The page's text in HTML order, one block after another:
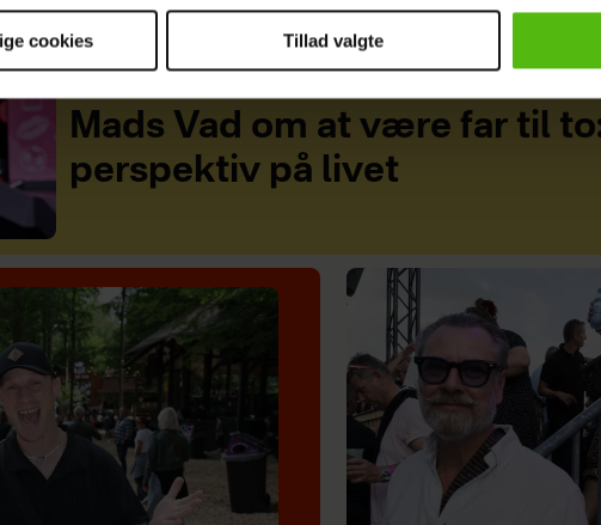
og behandling af dine personoplysninger i forbindelse hermed i
cookiepolitik.
cookies Tillad valgte
Mads Vad om at være far til
perspektiv på livet